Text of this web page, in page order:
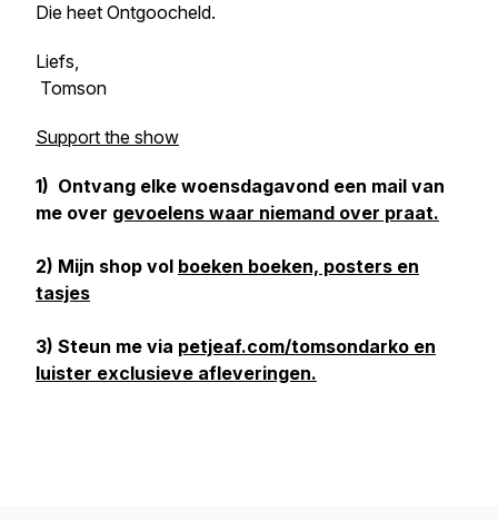
Die heet Ontgoocheld.
Liefs,
Tomson
Support the show
1) Ontvang elke woensdagavond een mail van
me over gevoelens waar niemand over praat.
2) Mijn shop vol boeken boeken, posters en
tasjes
3) Steun me via petjeaf.com/tomsondarko en
luister exclusieve afleveringen.